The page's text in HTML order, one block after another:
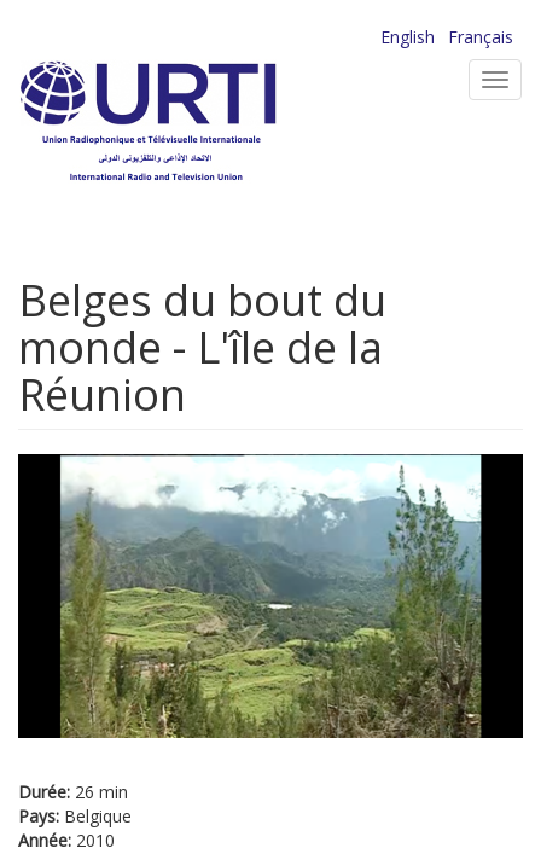
contenu
principal
English
Français
Belges du bout du
monde - L'île de la
Réunion
Durée: 26 min
Pays: Belgique
Année: 2010